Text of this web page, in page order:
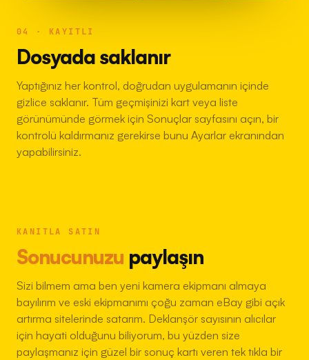
04 · KAYITLI
Dosyada saklanır
Yaptığınız her kontrol, doğrudan uygulamanın içinde
gizlice saklanır. Tüm geçmişinizi kart veya liste
görünümünde görmek için Sonuçlar sayfasını açın, bir
kontrolü kaldırmanız gerekirse bunu Ayarlar ekranından
yapabilirsiniz.
KANITLA SATIN
Sonucunuzu paylaşın
Sizi bilmem ama ben yeni kamera ekipmanı almaya
bayılırım ve eski ekipmanımı çoğu zaman eBay gibi açık
artırma sitelerinde satarım. Deklanşör sayısının alıcılar
için hayati olduğunu biliyorum, bu yüzden size
paylaşmanız için güzel bir sonuç kartı veren tek tıkla bir